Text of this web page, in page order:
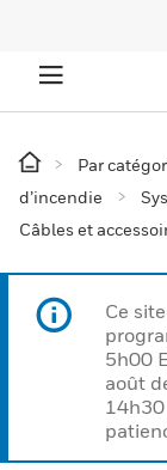
Par
d’incendie
Câbles et
Ce
5h00
août
14h30